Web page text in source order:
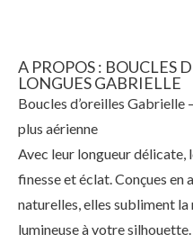
A PROPOS : BOUCLES
LONGUES GABRIELLE
Boucles d’oreilles Gabrielle
plus aérienne
Avec leur longueur
finesse et éclat. Conçues en
naturelles, elles subliment
lumineuse à votre silhouette.